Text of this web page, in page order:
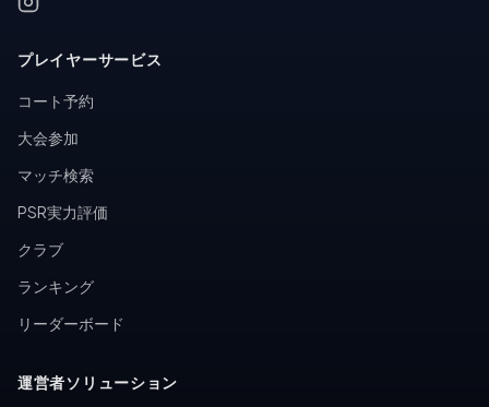
プレイヤーサービス
コート予約
大会参加
マッチ検索
PSR実力評価
クラブ
ランキング
リーダーボード
運営者ソリューション